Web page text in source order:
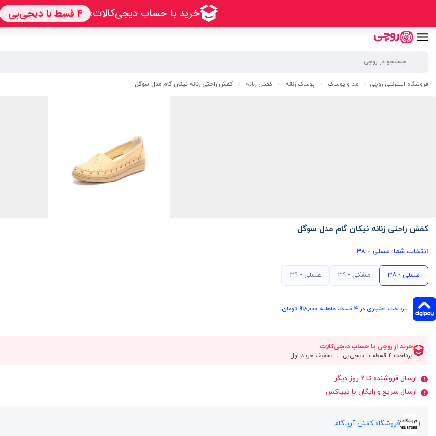
فروشگاه اینترنتی روچی / مد و پوشاک / پوشاک زنانه / کفش زنانه / کفش راحتی زنانه نیکان گام مدل سوگل
کفش راحتی زنانه نیکان گام مدل سوگل
انتخاب شما: عسلی - 38
عسلی - 38 مشکی - 39 عسلی - 39
پرداخت اعتباری در ۴ قسط، ماهانه 918,000 تومان
ارسال فروشنده تا 2 روز دیگر
ارسال سریع و رایگان با تیپاکس
فروشگاه کفش آریاگام